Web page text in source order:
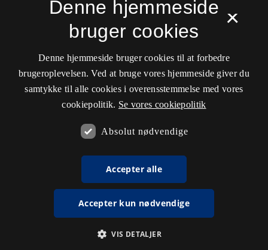
×
Denne hjemmeside
bruger cookies
Denne hjemmeside bruger cookies til at forbedre
brugeroplevelsen. Ved at bruge vores hjemmeside giver du
samtykke til alle cookies i overensstemmelse med vores
cookiepolitik. Se vores cookiepolitik
Absolut nødvendige
Accepter alle
Accepter kun nødvendige
VIS DETALJER